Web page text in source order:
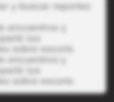
y buscar reportes
encuentros y
tus
sobre escorts
encuentros y
tus
sobre escorts